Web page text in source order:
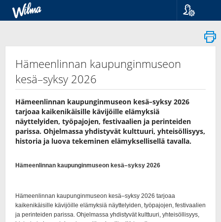
Suomi
Svenska
Hämeenlinnan kaupunginmuseon
kesä–syksy 2026
Hämeenlinnan kaupunginmuseon kesä–syksy 2026
tarjoaa kaikenikäisille kävijöille elämyksiä
näyttelyiden, työpajojen, festivaalien ja perinteiden
parissa. Ohjelmassa yhdistyvät kulttuuri, yhteisöllisyys,
historia ja luova tekeminen elämyksellisellä tavalla.